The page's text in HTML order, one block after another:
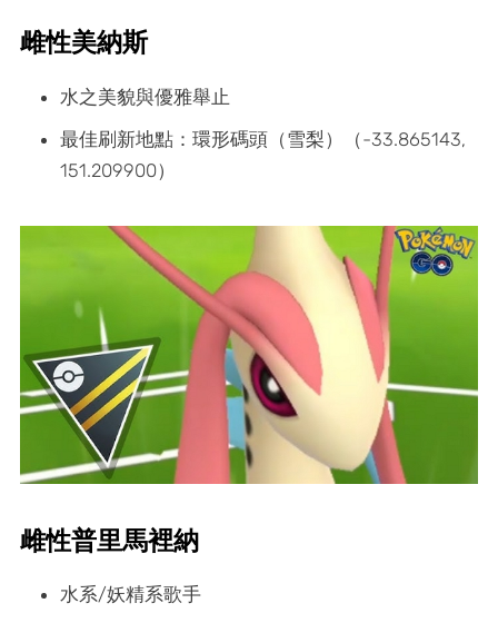
雌性美納斯
水之美貌與優雅舉止
最佳刷新地點：環形碼頭（雪梨）（-33.865143,
151.209900）
雌性普里馬裡納
水系/妖精系歌手